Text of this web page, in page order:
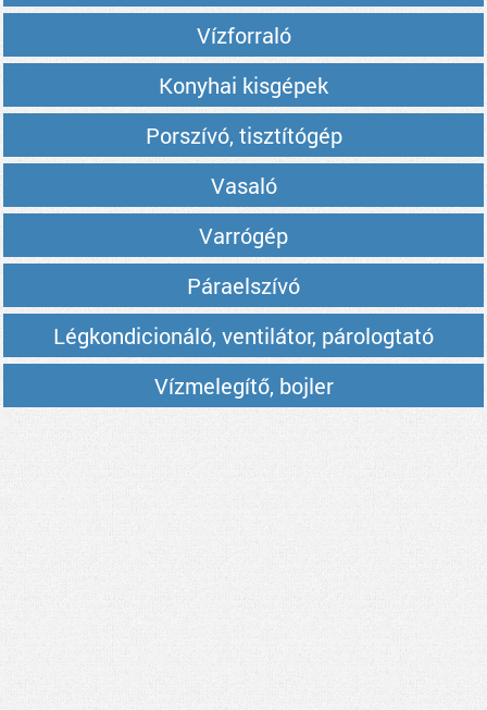
Vízforraló
Konyhai kisgépek
Porszívó, tisztítógép
Vasaló
Varrógép
Páraelszívó
Légkondicionáló, ventilátor, párologtató
Vízmelegítő, bojler